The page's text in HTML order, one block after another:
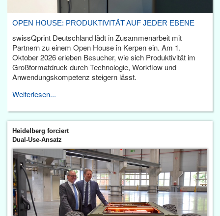
OPEN HOUSE: PRODUKTIVITÄT AUF JEDER EBENE
swissQprint Deutschland lädt in Zusammenarbeit mit
Partnern zu einem Open House in Kerpen ein. Am 1.
Oktober 2026 erleben Besucher, wie sich Produktivität im
Großformatdruck durch Technologie, Workflow und
Anwendungskompetenz steigern lässt.
Weiterlesen...
Heidelberg forciert
Dual-Use-Ansatz